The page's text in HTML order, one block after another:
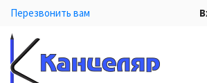
Перезвонить вам